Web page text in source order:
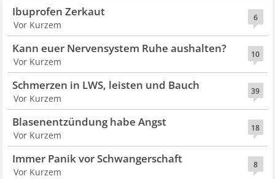
6
Ibuprofen Zerkaut
Vor Kurzem
10
Kann euer Nervensystem Ruhe aushalten?
Vor Kurzem
39
Schmerzen in LWS, leisten und Bauch
Vor Kurzem
18
Blasenentzündung habe Angst
Vor Kurzem
8
Immer Panik vor Schwangerschaft
Vor Kurzem